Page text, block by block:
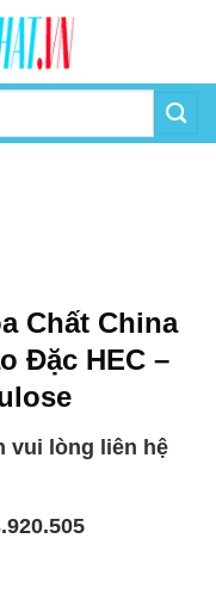
Chất China
Đặc HEC –
vui lòng liên hệ